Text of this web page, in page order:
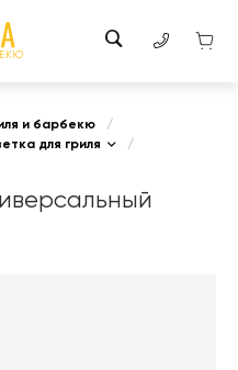
и барбекю
/
для гриля
/